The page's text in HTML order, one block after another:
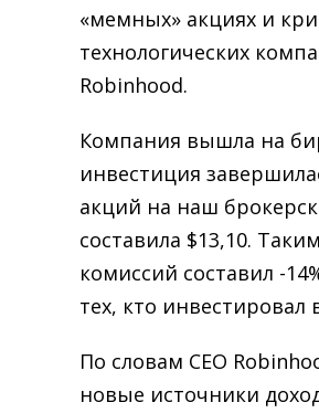
«мемных» акциях и
технологических
Robinhood.
Компания вышла на
инвестиция
акций на наш
составила $13,10.
комиссий составил -
тех, кто инвестировал
По словам CEO
новые источники